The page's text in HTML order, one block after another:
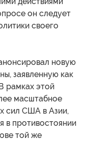
он следует
своего
новую
заявленную как
рамках этой
масштабное
сил США в Азии,
в противостоянии
той же